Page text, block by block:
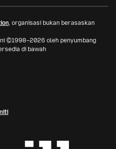
, organisasi bukan berasaskan
©1998–2026 oleh penyumbang
di bawah